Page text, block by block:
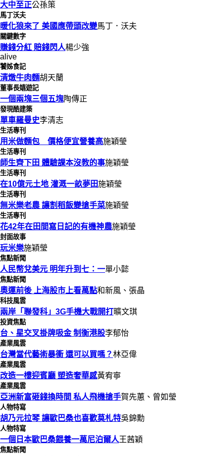
大中至正公孫策
馬丁沃夫
暖化狼來了 美國應帶頭改變馬丁．沃夫
關鍵數字
賺錢分紅 賠錢閃人楊少強
alive
饕姊食記
清燉牛肉麵胡天蘭
董事長嬉遊記
一個兩塊三個五塊陶傳正
發現酷建築
單車羅曼史李清志
生活專刊
用米做麵包 價格便宜營養高施穎瑩
生活專刊
師生齊下田 體驗課本沒教的事施穎瑩
生活專刊
在10億元土地 灌溉一畝夢田施穎瑩
生活專刊
無米樂老農 讓割稻飯變搶手菜施穎瑩
生活專刊
花42年在田間寫日記的有機神農施穎瑩
封面故事
玩米樂施穎瑩
焦點新聞
人民幣兌美元 明年升到七：一單小懿
焦點新聞
奧運前後 上海股市上看萬點和新風、張晶
科技風雲
兩岸「聯發科」3G手機大戰開打曠文琪
投資焦點
台、星交叉掛牌吸金 制衡港股李郁怡
產業風雲
台灣當代藝術暴衝 還可以買嗎？林亞偉
產業風雲
改造一樓迎賓廳 塑造奢華感黃宥寧
產業風雲
亞洲新富砸錢換時間 私人飛機搶手賀先蕙、曾如瑩
人物特寫
胡乃元拉琴 讓歐巴桑也喜歡莫札特吳錦勳
人物特寫
一個日本歐巴桑餵養一萬尼泊爾人王茜穎
焦點新聞